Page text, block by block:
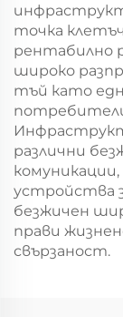
точка
рентабилно
широко
тъй като
различни
устройства
безжичен
прави
свързаност.